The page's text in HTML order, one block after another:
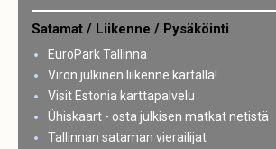
Satamat / Liikenne / Pysäköinti
EuroPark Tallinna
Viron julkinen liikenne kartalla!
Visit Estonia karttapalvelu
Ühiskaart - osta julkisen matkat netistä
Tallinnan sataman vierailijat